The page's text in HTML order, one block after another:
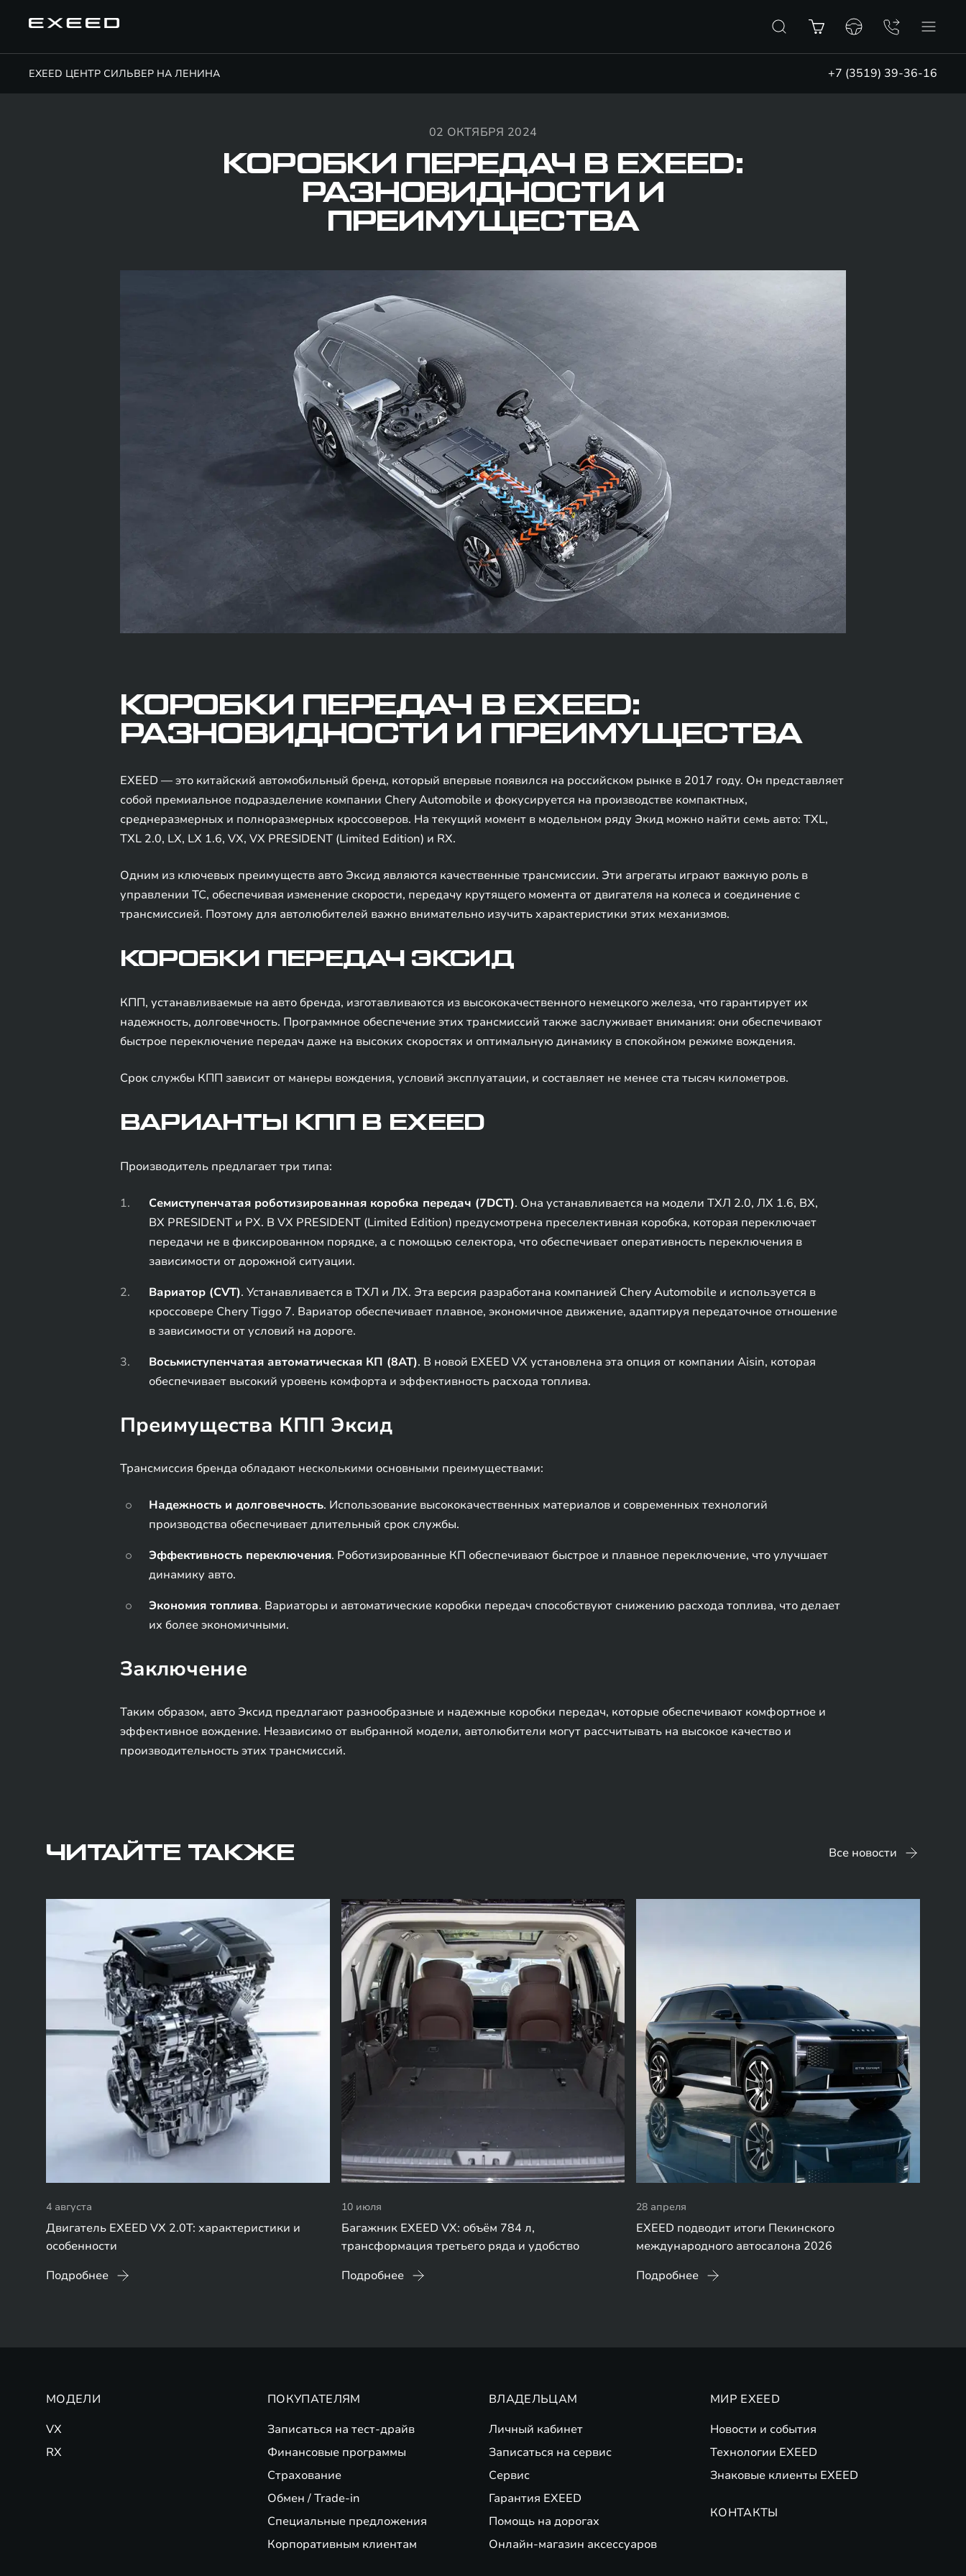
EXEED ЦЕНТР СИЛЬВЕР НА ЛЕНИНА +7 (3519) 39-36-16
02 ОКТЯБРЯ 2024
КОРОБКИ ПЕРЕДАЧ В EXEED:
РАЗНОВИДНОСТИ И
ПРЕИМУЩЕСТВА
КОРОБКИ ПЕРЕДАЧ В EXEED:
РАЗНОВИДНОСТИ И ПРЕИМУЩЕСТВА
EXEED — это китайский автомобильный бренд, который впервые появился на российском рынке в 2017 году. Он представляет
собой премиальное подразделение компании Chery Automobile и фокусируется на производстве компактных,
среднеразмерных и полноразмерных кроссоверов. На текущий момент в модельном ряду Экид можно найти семь авто: TXL,
TXL 2.0, LX, LX 1.6, VX, VX PRESIDENT (Limited Edition) и RX.
Одним из ключевых преимуществ авто Эксид являются качественные трансмиссии. Эти агрегаты играют важную роль в
управлении ТС, обеспечивая изменение скорости, передачу крутящего момента от двигателя на колеса и соединение с
трансмиссией. Поэтому для автолюбителей важно внимательно изучить характеристики этих механизмов.
КОРОБКИ ПЕРЕДАЧ ЭКСИД
КПП, устанавливаемые на авто бренда, изготавливаются из высококачественного немецкого железа, что гарантирует их
надежность, долговечность. Программное обеспечение этих трансмиссий также заслуживает внимания: они обеспечивают
быстрое переключение передач даже на высоких скоростях и оптимальную динамику в спокойном режиме вождения.
Срок службы КПП зависит от манеры вождения, условий эксплуатации, и составляет не менее ста тысяч километров.
ВАРИАНТЫ КПП В EXEED
Производитель предлагает три типа:
Семиступенчатая роботизированная коробка передач (7DCT). Она устанавливается на модели ТХЛ 2.0, ЛХ 1.6, ВХ,
ВХ PRESIDENT и РХ. В VX PRESIDENT (Limited Edition) предусмотрена преселективная коробка, которая переключает
передачи не в фиксированном порядке, а с помощью селектора, что обеспечивает оперативность переключения в
зависимости от дорожной ситуации.
Вариатор (CVT). Устанавливается в ТХЛ и ЛХ. Эта версия разработана компанией Chery Automobile и используется в
кроссовере Chery Tiggo 7. Вариатор обеспечивает плавное, экономичное движение, адаптируя передаточное отношение
в зависимости от условий на дороге.
Восьмиступенчатая автоматическая КП (8AT). В новой EXEED VX установлена эта опция от компании Aisin, которая
обеспечивает высокий уровень комфорта и эффективность расхода топлива.
Преимущества КПП Эксид
Трансмиссия бренда обладают несколькими основными преимуществами:
Надежность и долговечность. Использование высококачественных материалов и современных технологий
производства обеспечивает длительный срок службы.
Эффективность переключения. Роботизированные КП обеспечивают быстрое и плавное переключение, что улучшает
динамику авто.
Экономия топлива. Вариаторы и автоматические коробки передач способствуют снижению расхода топлива, что делает
их более экономичными.
Заключение
Таким образом, авто Эксид предлагают разнообразные и надежные коробки передач, которые обеспечивают комфортное и
эффективное вождение. Независимо от выбранной модели, автолюбители могут рассчитывать на высокое качество и
производительность этих трансмиссий.
ЧИТАЙТЕ ТАКЖЕ Все новости
4 августа
Двигатель EXEED VX 2.0T: характеристики и
особенности
Подробнее
10 июля
Багажник EXEED VX: объём 784 л,
трансформация третьего ряда и удобство
Подробнее
28 апреля
EXEED подводит итоги Пекинского
международного автосалона 2026
Подробнее
МОДЕЛИ
VX
RX
ПОКУПАТЕЛЯМ
Записаться на тест-драйв
Финансовые программы
Страхование
Обмен / Trade-in
Специальные предложения
Корпоративным клиентам
ВЛАДЕЛЬЦАМ
Личный кабинет
Записаться на сервис
Сервис
Гарантия EXEED
Помощь на дорогах
Онлайн-магазин аксессуаров
МИР EXEED
Новости и события
Технологии EXEED
Знаковые клиенты EXEED
КОНТАКТЫ